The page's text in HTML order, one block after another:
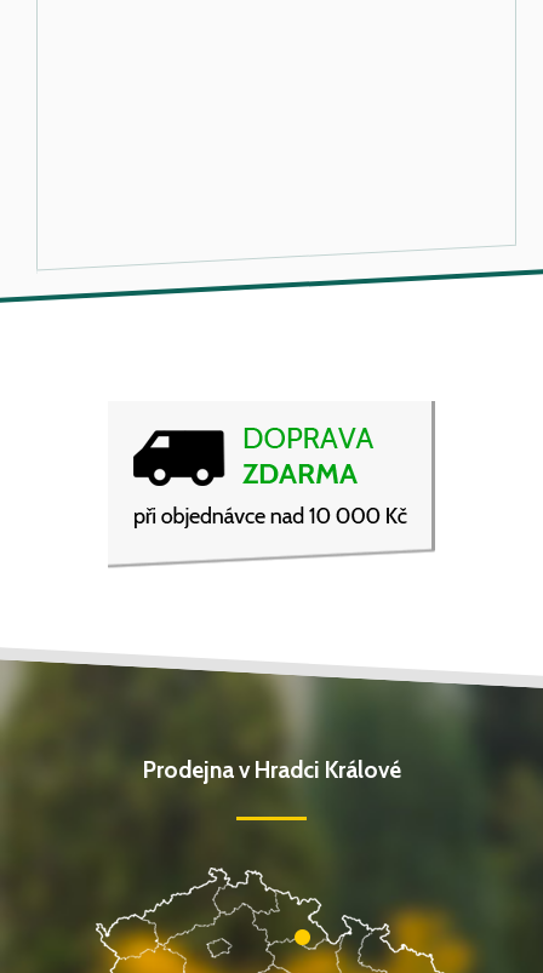
Prodejna v Hradci Králové